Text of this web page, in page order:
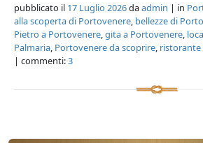
pubblicato il 17 Luglio 2026daadmin | in
alla scoperta di Portovenere, bellezze di
Pietro a Portovenere,gita a Portovenere,
Palmaria, Portovenere da scoprire, ristorante
| commenti:3